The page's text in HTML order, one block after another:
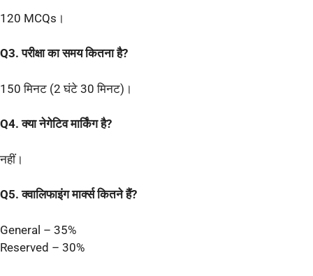
120 MCQs।
Q3. परीक्षा का समय कितना है?
150 मिनट (2 घंटे 30 मिनट)।
Q4. क्या नेगेटिव मार्किंग है?
नहीं।
Q5. क्वालिफाइंग मार्क्स कितने हैं?
General – 35%
Reserved – 30%